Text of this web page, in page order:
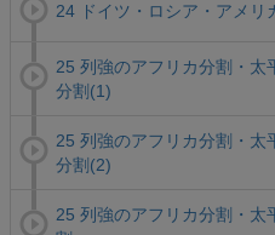
24 ドイツ・ロシア・アメ
25 列強のアフリカ分割・
分割(1)
25 列強のアフリカ分割・
分割(2)
25 列強のアフリカ分割・